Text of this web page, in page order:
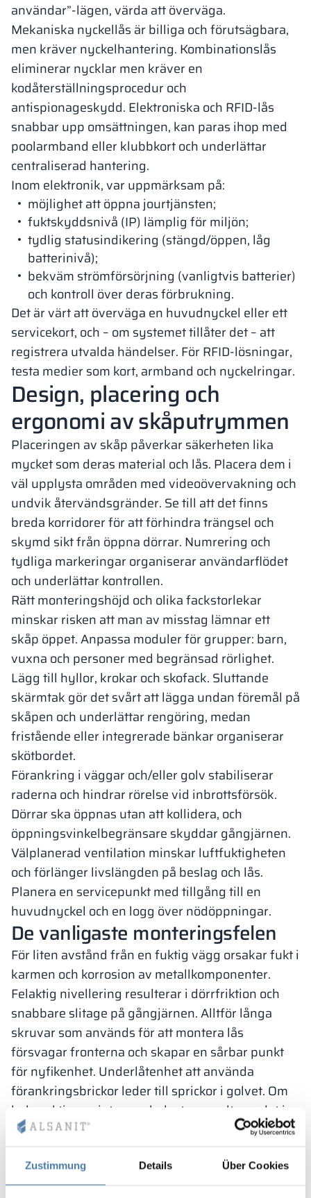
Zustimmung Details Über Cookies
användar”-lägen, värda att överväga.
Mekaniska nyckellås är billiga och förutsägbara,
men kräver nyckelhantering. Kombinationslås
eliminerar nycklar men kräver en
kodåterställningsprocedur och
antispionageskydd. Elektroniska och RFID-lås
snabbar upp omsättningen, kan paras ihop med
poolarmband eller klubbkort och underlättar
centraliserad hantering.
Inom elektronik, var uppmärksam på:
möjlighet att öppna jourtjänsten;
fuktskyddsnivå (IP) lämplig för miljön;
tydlig statusindikering (stängd/öppen, låg
batterinivå);
bekväm strömförsörjning (vanligtvis batterier)
och kontroll över deras förbrukning.
Det är värt att överväga en huvudnyckel eller ett
servicekort, och – om systemet tillåter det – att
registrera utvalda händelser. För RFID-lösningar,
testa medier som kort, armband och nyckelringar.
Design, placering och
ergonomi av skåputrymmen
Placeringen av skåp påverkar säkerheten lika
mycket som deras material och lås. Placera dem i
väl upplysta områden med videoövervakning och
undvik återvändsgränder. Se till att det finns
breda korridorer för att förhindra trängsel och
skymd sikt från öppna dörrar. Numrering och
tydliga markeringar organiserar användarflödet
och underlättar kontrollen.
Rätt monteringshöjd och olika fackstorlekar
minskar risken att man av misstag lämnar ett
skåp öppet. Anpassa moduler för grupper: barn,
vuxna och personer med begränsad rörlighet.
Lägg till hyllor, krokar och skofack. Sluttande
skärmtak gör det svårt att lägga undan föremål på
skåpen och underlättar rengöring, medan
fristående eller integrerade bänkar organiserar
skötbordet.
Förankring i väggar och/eller golv stabiliserar
raderna och hindrar rörelse vid inbrottsförsök.
Dörrar ska öppnas utan att kollidera, och
öppningsvinkelbegränsare skyddar gångjärnen.
Välplanerad ventilation minskar luftfuktigheten
och förlänger livslängden på beslag och lås.
Planera en servicepunkt med tillgång till en
huvudnyckel och en logg över nödöppningar.
De vanligaste monteringsfelen
För liten avstånd från en fuktig vägg orsakar fukt i
karmen och korrosion av metallkomponenter.
Felaktig nivellering resulterar i dörrfriktion och
snabbare slitage på gångjärnen. Alltför långa
skruvar som används för att montera lås
försvagar fronterna och skapar en sårbar punkt
för nyfikenhet. Underlåtenhet att använda
förankringsbrickor leder till sprickor i golvet. Om
hela sektionen inte provbelastas resulterar det i
glapp efter några veckor.
Regler och verksamhet:
Regler som fungerar